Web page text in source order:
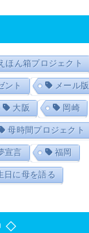
ほん箱プロジェクト
ント メール版
大阪 岡崎
母時間プロジェクト
宣言 福岡
日に母を語る
◇